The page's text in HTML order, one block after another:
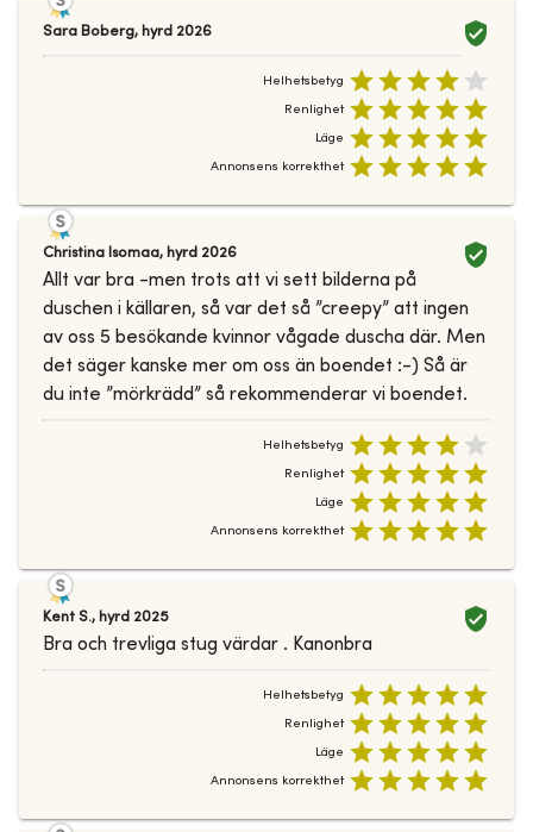
Sara Boberg, hyrd 2026
Helhetsbetyg
Renlighet
Läge
Annonsens korrekthet
Christina Isomaa, hyrd 2026
Allt var bra -men trots att vi sett bilderna på
duschen i källaren, så var det så ”creepy” att ingen
av oss 5 besökande kvinnor vågade duscha där. Men
det säger kanske mer om oss än boendet :-) Så är
du inte ”mörkrädd” så rekommenderar vi boendet.
Helhetsbetyg
Renlighet
Läge
Annonsens korrekthet
Kent S., hyrd 2025
Bra och trevliga stug värdar . Kanonbra
Helhetsbetyg
Renlighet
Läge
Annonsens korrekthet